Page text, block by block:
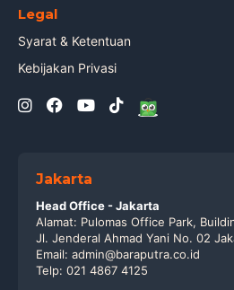
Legal
Syarat & Ketentuan
Kebijakan Privasi
Jakarta
Head Office - Jakarta
Alamat: Pulomas Office Park,
Jl. Jenderal Ahmad Yani No. 02
Email: admin@baraputra.co.id
Telp: 021 4867 4125